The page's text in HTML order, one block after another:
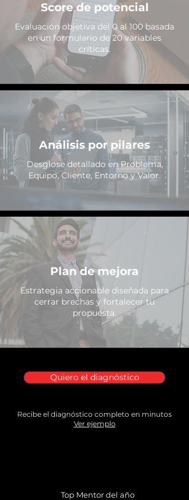
Score de potencial
Evaluación objetiva del 0 al 100 basada
en un formulario de 20 variables
críticas.
Análisis por pilares
Desglose detallado en Problema,
Equipo, Cliente, Entorno y Valor.
Plan de mejora
Estrategia accionable diseñada para
cerrar brechas y fortalecer tu
propuesta.
Quiero el diagnóstico
Recibe el diagnóstico completo en minutos
Ver ejemplo
Top Mentor del año